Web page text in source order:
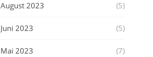
August 2023 (5)
Juni 2023 (5)
Mai 2023 (7)